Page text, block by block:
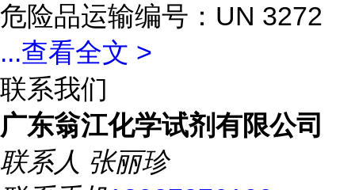
危险品运输编号：UN 3272
...查看全文 >
联系我们
广东翁江化学试剂有限公司
联系人 张丽珍